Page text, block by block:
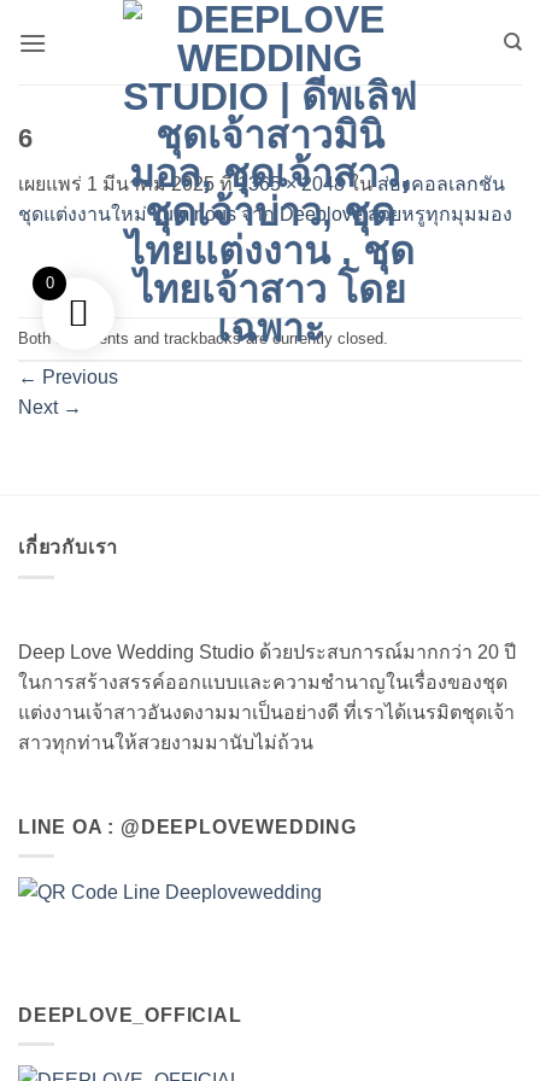
6
เผยแพร่ 1 มีนาคม 2025 ที่1365 × 2048ในส่องคอลเลกชัน
ชุดแต่งงานใหม่ Luminous จาก Deeplove สวยหรูทุกมุมมอง
Both comments and trackbacks are currently closed.
← Previous
Next →
เกี่ยวกับเรา
Deep Love Wedding Studio ด้วยประสบการณ์มากกว่า 20 ปี
ในการสร้างสรรค์ออกแบบและความชำนาญในเรื่องของชุด
แต่งงานเจ้าสาวอันงดงามมาเป็นอย่างดี ที่เราได้เนรมิตชุดเจ้า
สาวทุกท่านให้สวยงามมานับไม่ถ้วน
LINE OA : @DEEPLOVEWEDDING
DEEPLOVE_OFFICIAL
0